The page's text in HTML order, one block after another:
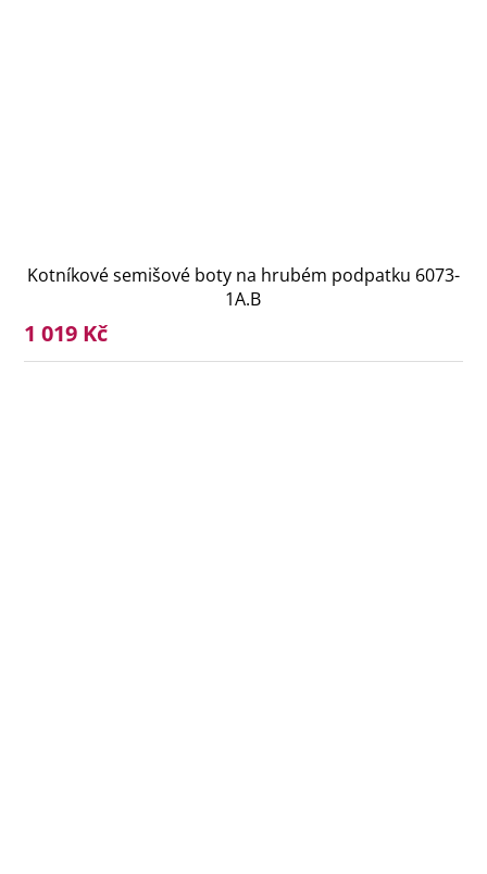
Kotníkové semišové boty na hrubém podpatku 6073-
1A.B
1 019 Kč